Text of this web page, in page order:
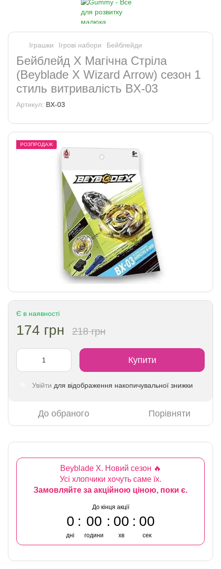
Іграшки Ігрові набори Бейблейди
Бейблейд X Магічна Стріла
(Beyblade X Wizard Arrow) сезон 1
стиль витривалість BX-03
Артикул: BX-03
РОЗПРОДАЖ
Є в наявності
174 грн 218 грн
Купити
Увійти для відображення накопичувальної знижки
До обраного Порівняти
Beyblade X. Новий сезон 🔥
Усі хлопчики хочуть саме їх.
Замовляйте за акційною ціною, поки є.
До кінця акції
0
дні
00
години
00
хв
00
сек